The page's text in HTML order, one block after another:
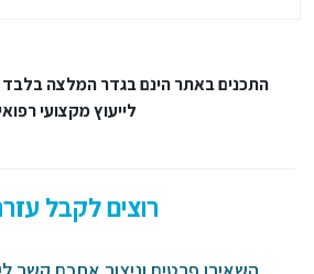
התכנים באתר הינם בגדר המלצה בלבד
לייעוץ מקצועי
רוצים לקבל